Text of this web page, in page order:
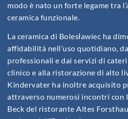
modo è nato un forte legame tra
ceramica funzionale.
La ceramica di Bolesławiec ha
affidabilità nell’uso quotidiano,
professionali e dai servizi di
clinico e alla ristorazione di alto
Kindervater ha inoltre acquisito
attraverso numerosi incontri con
Beck del ristorante Altes